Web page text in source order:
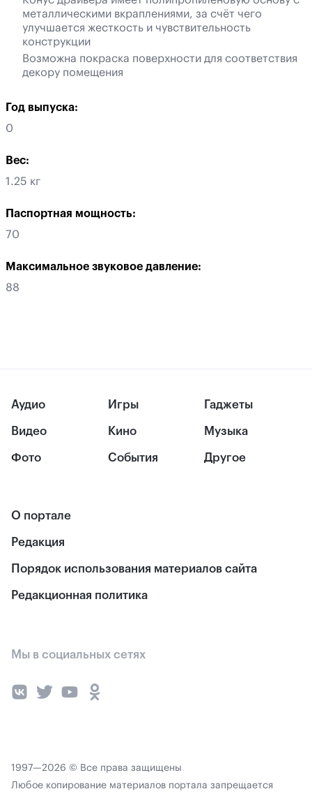
металлическими вкраплениями, за счёт чего
улучшается жесткость и чувствительность
конструкции
Возможна покраска поверхности для соответствия
декору помещения
Год выпуска:
0
Вес:
1.25 кг
Паспортная мощность:
70
Максимальное звуковое давление:
88
Аудио
Видео
Фото
Игры
Кино
События
Гаджеты
Музыка
Другое
О портале
Редакция
Порядок использования материалов сайта
Редакционная политика
Мы в социальных сетях
1997—2026 © Все права защищены
Любое копирование материалов портала запрещается